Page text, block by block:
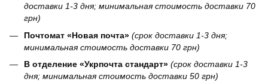
доставки 1-3 дня; минимальная стоимость доставки 70
грн)
Почтомат «Новая почта» (срок доставки 1-3 дня;
минимальная стоимость доставки 70 грн)
В отделение «Укрпочта стандарт» (срок доставки 1-3
дня; минимальная стоимость доставки 50 грн)